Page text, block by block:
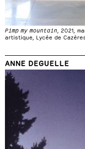
Pimp my mountain, 2021,
artistique, Lycée de
ANNE DEGUELLE